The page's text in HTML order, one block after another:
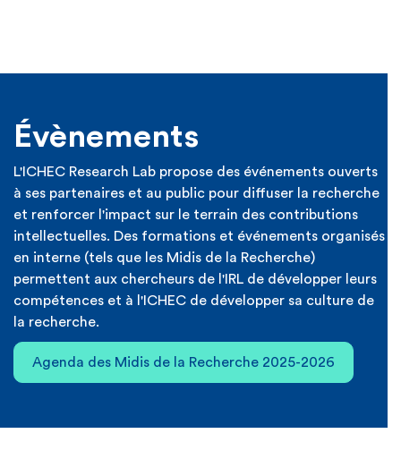
Évènements
L'ICHEC Research Lab propose des événements ouverts
à ses partenaires et au public pour diffuser la recherche
et renforcer l'impact sur le terrain des contributions
intellectuelles. Des formations et événements organisés
en interne (tels que les Midis de la Recherche)
permettent aux chercheurs de l'IRL de développer leurs
compétences et à l'ICHEC de développer sa culture de
la recherche.
Agenda des Midis de la Recherche 2025-2026